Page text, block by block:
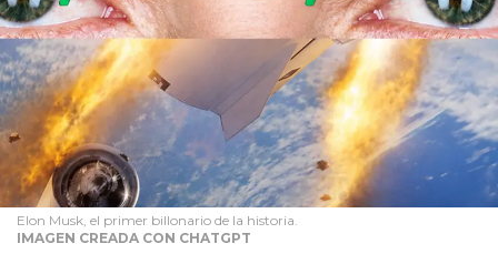
Elon Musk, el primer billonario de la historia.
IMAGEN CREADA CON CHATGPT